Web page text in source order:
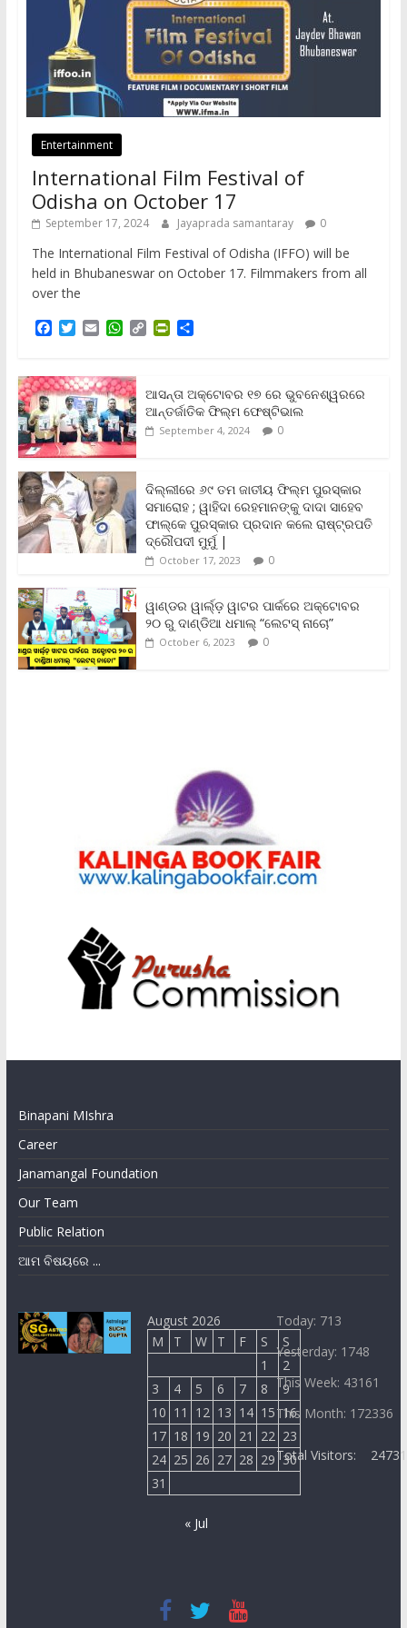
Entertainment
International Film Festival of
Odisha on October 17
September 17, 2024 Jayaprada samantaray 0
The International Film Festival of Odisha (IFFO) will be
held in Bhubaneswar on October 17. Filmmakers from all
over the
F
e
b
o
o
k
T
t
t
e
r
E
i
l
W
t
s
A
p
p
C
L
i
n
k
P
t
F
r
i
d
l
y
S
e
ଆସନ୍ତା ଅକ୍ଟୋବର ୧୭ ରେ ଭୁବନେଶ୍ୱରରେ
ଆନ୍ତର୍ଜାତିକ ଫିଲ୍ମ ଫେଷ୍ଟିଭାଲ
September 4, 2024 0
ଦିଲ୍ଲୀରେ ୬୯ ତମ ଜାତୀୟ ଫିଲ୍ମ ପୁରସ୍କାର
ସମାରୋହ ; ୱାହିଦା ରେହମାନଙ୍କୁ ଦାଦା ସାହେବ
ଫାଲ୍‌କେ ପୁରସ୍କାର ପ୍ରଦାନ କଲେ ରାଷ୍ଟ୍ରପତି
ଦ୍ରୌପଦୀ ମୁର୍ମୁ |
October 17, 2023 0
ୱାଣ୍ଡର ୱାର୍ଲ୍‌ଡ଼ ୱାଟର ପାର୍କରେ ଅକ୍ଟୋବର
୨୦ ରୁ ଦାଣ୍ଡିଆ ଧମାଲ୍ “ଲେଟସ୍ ନାଚୋ”
October 6, 2023 0
Binapani MIshra
Career
Janamangal Foundation
Our Team
Public Relation
ଆମ ବିଷୟରେ ...
August 2026
M
T W T F S
S
1
2
3
4 5 6 7 8
9
10 11 12 13 14 15 16
17 18 19 20 21 22 23
24 25 26 27 28 29 30
31
« Jul
Today: 713
Yesterday: 1748
This Week: 43161
This Month: 172336
Total Visitors: